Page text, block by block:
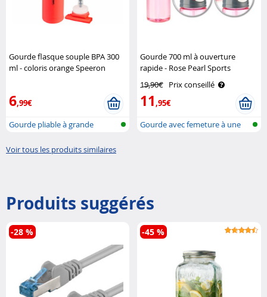
Gourde flasque souple BPA 300
ml - coloris orange Speeron
6,99€
Gourde pliable à grande
Gourde 700 ml à ouverture
rapide - Rose Pearl Sports
19,90€ Prix conseillé
11,95€
Gourde avec femeture à une
Voir tous les produits similaires
Produits suggérés
-28 % -45 %